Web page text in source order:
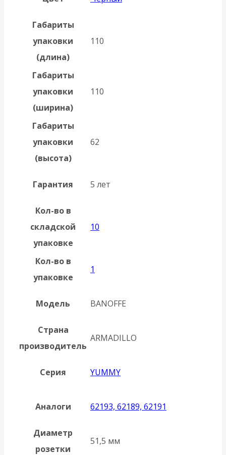
Габариты
упаковки
(длина)
110
Габариты
упаковки
(ширина)
110
Габариты
упаковки
(высота)
62
Гарантия 5 лет
Кол-во в
складской
упаковке
10
Кол-во в
упаковке
1
Модель BANOFFE
Страна
производитель
ARMADILLO
Серия YUMMY
Аналоги 62193, 62189, 62191
Диаметр
розетки
51,5 мм